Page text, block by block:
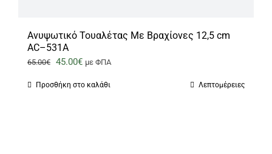
Ανυψωτικό Τουαλέτας Με Βραχίονες 12,5 cm
AC–531Α
65.00€ Original
45.00€Ημε ΦΠΑ
Προσθήκη στο καλάθι Λεπτομέρειες